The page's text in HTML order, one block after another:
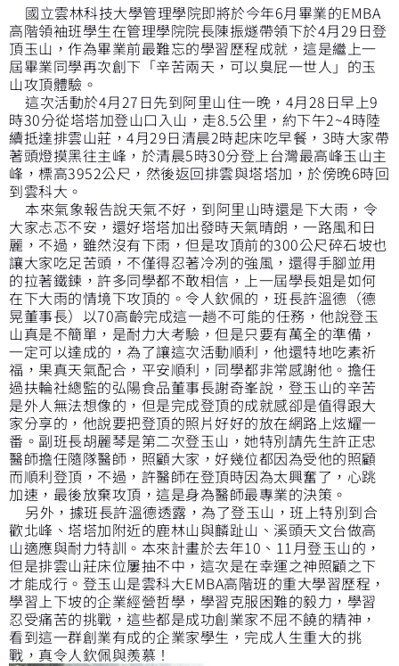
國立雲林科技大學管理學院即將於今年6月畢業的EMBA
高階領袖班學生在管理學院院長陳振燧帶領下於4月29日登
頂玉山，作為畢業前最難忘的學習歷程成就，這是繼上一
屆畢業同學再次創下「辛苦兩天，可以臭屁一世人」的玉
山攻頂體驗。
這次活動於4月27日先到阿里山住一晚，4月28日早上9
時30分從塔塔加登山口入山，走8.5公里，約下午2~4時陸
續抵達排雲山莊，4月29日清晨2時起床吃早餐，3時大家帶
著頭燈摸黑往主峰，於清晨5時30分登上台灣最高峰玉山主
峰，標高3952公尺，然後返回排雲與塔塔加，於傍晚6時回
到雲科大。
本來氣象報告說天氣不好，到阿里山時還是下大雨，令
大家忐忑不安，還好塔塔加出發時天氣晴朗，一路風和日
麗，不過，雖然沒有下雨，但是攻頂前的300公尺碎石坡也
讓大家吃足苦頭，不僅得忍著冷冽的強風，還得手腳並用
的拉著鐵鍊，許多同學都不敢相信，上一屆學長姐是如何
在下大雨的情境下攻頂的。令人欽佩的，班長許溫德（德
晃董事長）以70高齡完成這一趟不可能的任務，他說登玉
山真是不簡單，是耐力大考驗，但是只要有萬全的準備，
一定可以達成的，為了讓這次活動順利，他還特地吃素祈
福，果真天氣配合，平安順利，同學都非常感謝他。擔任
過扶輪社總監的弘陽食品董事長謝奇峯說，登玉山的辛苦
是外人無法想像的，但是完成登頂的成就感卻是值得跟大
家分享的，他說要把登頂的照片好好的放在網路上炫耀一
番。副班長胡麗琴是第二次登玉山，她特別請先生許正忠
醫師擔任隨隊醫師，照顧大家，好幾位都因為受他的照顧
而順利登頂，不過，許醫師在登頂時因為太興奮了，心跳
加速，最後放棄攻頂，這是身為醫師最專業的決策。
另外，據班長許溫德透露，為了登玉山，班上特別到合
歡北峰、塔塔加附近的鹿林山與麟趾山、溪頭天文台做高
山適應與耐力特訓。本來計畫於去年10、11月登玉山的，
但是排雲山莊床位屢抽不中，這次是在幸運之神照顧之下
才能成行。登玉山是雲科大EMBA高階班的重大學習歷程，
學習上下坡的企業經營哲學，學習克服困難的毅力，學習
忍受痛苦的挑戰，這些都是成功創業家不屈不饒的精神，
看到這一群創業有成的企業家學生，完成人生重大的挑
戰，真令人欽佩與羨慕！